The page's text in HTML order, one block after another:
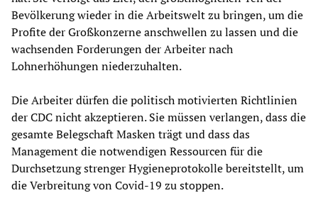
Bevölkerung wieder in die Arbeitswelt zu bringen, um die
Profite der Großkonzerne anschwellen zu lassen und die
wachsenden Forderungen der Arbeiter nach
Lohnerhöhungen niederzuhalten.
Die Arbeiter dürfen die politisch motivierten Richtlinien
der CDC nicht akzeptieren. Sie müssen verlangen, dass die
gesamte Belegschaft Masken trägt und dass das
Management die notwendigen Ressourcen für die
Durchsetzung strenger Hygieneprotokolle bereitstellt, um
die Verbreitung von Covid-19 zu stoppen.